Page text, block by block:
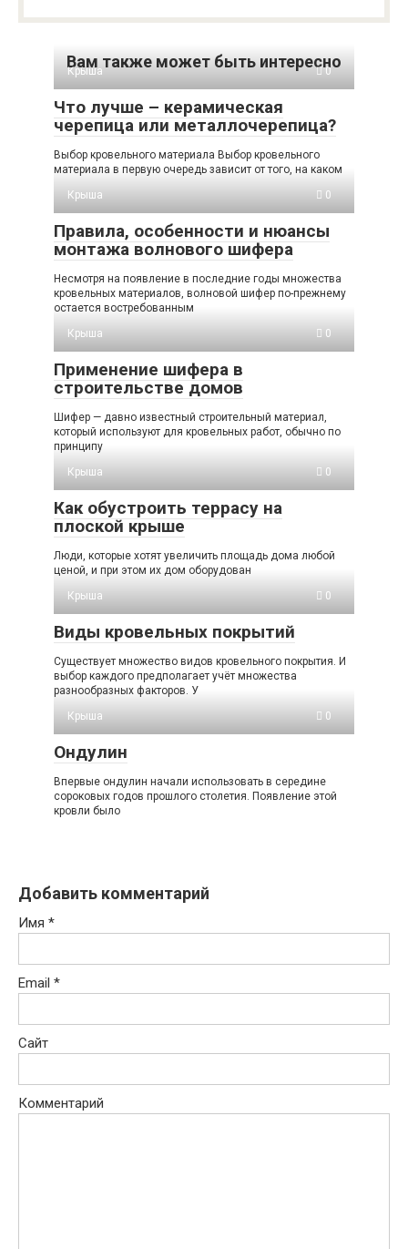
Вам также может быть интересно
Крыша 0
Что лучше – керамическая
черепица или металлочерепица?
Выбор кровельного материала Выбор кровельного
материала в первую очередь зависит от того, на каком
Крыша
0
Правила, особенности и нюансы
монтажа волнового шифера
Несмотря на появление в последние годы множества
кровельных материалов, волновой шифер по-прежнему
остается востребованным
Крыша
0
Применение шифера в
строительстве домов
Шифер — давно известный строительный материал,
который используют для кровельных работ, обычно по
принципу
Крыша
0
Как обустроить террасу на
плоской крыше
Люди, которые хотят увеличить площадь дома любой
ценой, и при этом их дом оборудован
Крыша
0
Виды кровельных покрытий
Существует множество видов кровельного покрытия. И
выбор каждого предполагает учёт множества
разнообразных факторов. У
Крыша
0
Ондулин
Впервые ондулин начали использовать в середине
сороковых годов прошлого столетия. Появление этой
кровли было
Добавить комментарий
Имя *
Email *
Сайт
Комментарий